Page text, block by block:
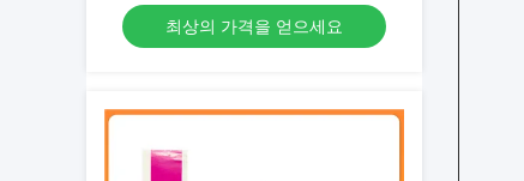
최상의 가격을 얻으세요